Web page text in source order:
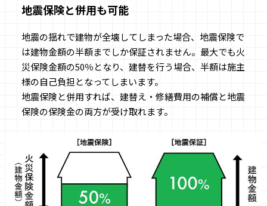
地震保険と併用も可能
地震の揺れで建物が全壊してしまった場合、地震保険で
は建物金額の半額までしか保証されません。最大でも火
災保険金額の50％となり、建替を行う場合、半額は施主
様の自己負担となってしまいます。
地震保険と併用すれば、建替え・修繕費用の補償と地震
保険の保険金の両方が受け取れます。